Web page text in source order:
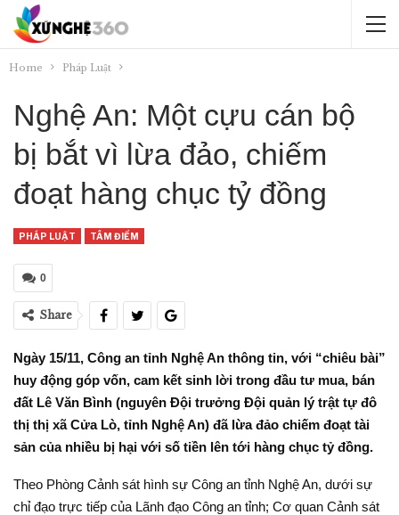
Home Pháp Luật
Nghệ An: Một cựu cán bộ
bị bắt vì lừa đảo, chiếm
đoạt hàng chục tỷ đồng
PHÁP LUẬT TÂM ĐIỂM
0
Share
Ngày 15/11, Công an tỉnh Nghệ An thông tin, với “chiêu bài”
huy động góp vốn, cam kết sinh lời trong đầu tư mua, bán
đất Lê Văn Bình (nguyên Đội trưởng Đội quản lý trật tự đô
thị thị xã Cửa Lò, tỉnh Nghệ An) đã lừa đảo chiếm đoạt tài
sản của nhiều bị hại với số tiền lên tới hàng chục tỷ đồng.
Theo Phòng Cảnh sát hình sự Công an tỉnh Nghệ An, dưới sự
chỉ đạo trực tiếp của Lãnh đạo Công an tỉnh; Cơ quan Cảnh sát